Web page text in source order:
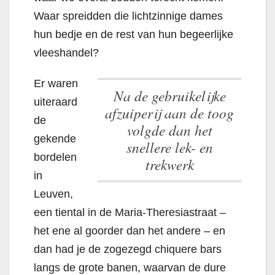
Waar spreidden die lichtzinnige dames
hun bedje en de rest van hun begeerlijke
vleeshandel?
Na de gebruikelijke
afzuiperij aan de toog
volgde dan het
snellere lek- en
trekwerk
Er waren
uiteraard
de
gekende
bordelen
in
Leuven,
een tiental in de Maria-Theresiastraat –
het ene al goorder dan het andere – en
dan had je de zogezegd chiquere bars
langs de grote banen, waarvan de dure